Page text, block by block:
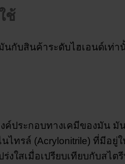
ช้
กับสินค้าระดับไฮเอนด์เท่
ค์ประกอบทางเคมีของมัน
ไทรล์ (Acrylonitrile) ที่มี
งใสเมื่อเปรียบเทียบกับส